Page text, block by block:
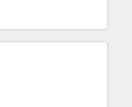
any platform •
built on HubSpot • Custom
and more Experience
out to see how AI + HubSpot
to training, from
to lead generation and
it all (and with great
training, data migration -
websites, custom modules,
& sales solutions: digital
campaigns, content and